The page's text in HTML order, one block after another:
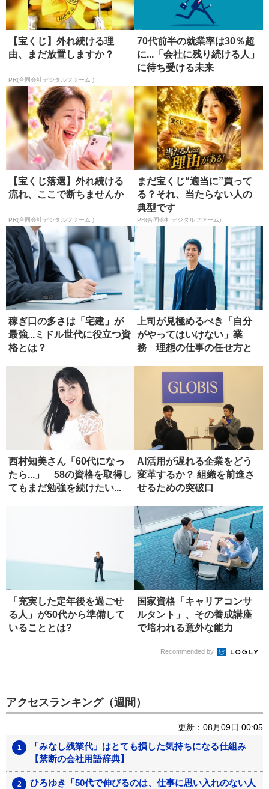
【宝くじ】外れ続ける理
由、まだ放置しますか？
PR(合同会社デジタルファーム )
70代前半の就業率は30％超
に...「会社に残り続ける人」
に待ち受ける未来
【宝くじ落選】外れ続ける
流れ、ここで断ちませんか
PR(合同会社デジタルファーム )
まだ宝くじ“適当に”買って
る？それ、当たらない人の
典型です
PR(合同会社デジタルファーム)
稼ぎ口の多さは「宅建」が
最強...ミドル世代に役立つ資
格とは？
上司が見極めるべき「自分
がやってはいけない」業
務 理想の仕事の任せ方と
西村知美さん「60代になっ
たら...」 58の資格を取得し
てもまだ勉強を続けたい...
AI活用が遅れる企業をどう
変革するか？ 組織を前進さ
せるための突破口
「充実した定年後を過ごせ
る人」が50代から準備して
いることとは?
国家資格「キャリアコンサ
ルタント」、その養成講座
で培われる意外な能力
Recommended by
アクセスランキング（週間）
更新：08月09日 00:05
「みなし残業代」はとても損した気持ちになる仕組み
【禁断の会社用語辞典】
ひろゆき「50代で伸びるのは、仕事に思い入れのない人